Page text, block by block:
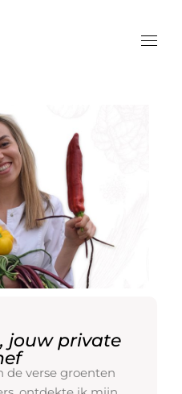
jouw private
de verse groenten